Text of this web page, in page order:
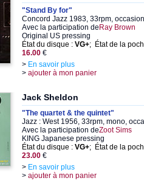
"Stand By for"
Concord Jazz 1983, 33rpm, occasion
Avec la participation de Ray Brown
Original US pressing
État du disque : VG+; État de la
16.00 €
> En savoir plus
> ajouter à mon panier
Jack Sheldon
"The quartet & the quintet"
Jazz : West 1956, 33rpm, mono,
Avec la participation deZoot Sims
KING Japanese pressing
État du disque : VG+; État de la
23.00 €
> En savoir plus
> ajouter à mon panier